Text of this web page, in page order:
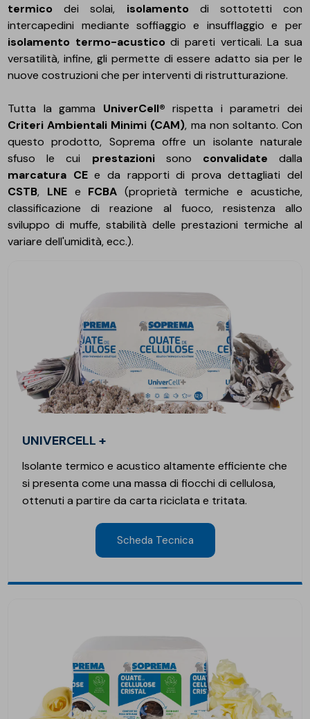
termico dei solai, isolamento di sottotetti con
intercapedini mediante soffiaggio e insufflaggio e per
isolamento termo-acustico di pareti verticali. La sua
versatilità, infine, gli permette di essere adatto sia per le
nuove costruzioni che per interventi di ristrutturazione.
Tutta la gamma UniverCell® rispetta i parametri dei
Criteri Ambientali Minimi (CAM), ma non soltanto. Con
questo prodotto, Soprema offre un isolante naturale
sfuso le cui prestazionisono convalidate dalla
marcatura CEe da rapporti di prova dettagliati del
CSTB, LNEe FCBA (proprietà termiche e acustiche,
classificazione di reazione al fuoco, resistenza allo
sviluppo di muffe, stabilità delle prestazioni termiche al
variare dell'umidità, ecc.).
UNIVERCELL +
Isolante termico e acustico altamente efficiente che
si presenta come una massa di fiocchi di cellulosa,
ottenuti a partire da carta riciclata e tritata.
Scheda Tecnica